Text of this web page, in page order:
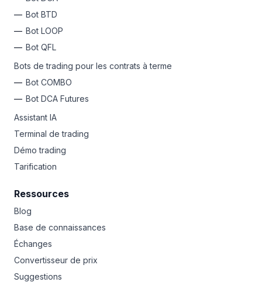
Bot BTD
Bot LOOP
Bot QFL
Bots de trading pour les contrats à terme
Bot COMBO
Bot DCA Futures
Assistant IA
Terminal de trading
Démo trading
Tarification
Ressources
Blog
Base de connaissances
Échanges
Convertisseur de prix
Suggestions